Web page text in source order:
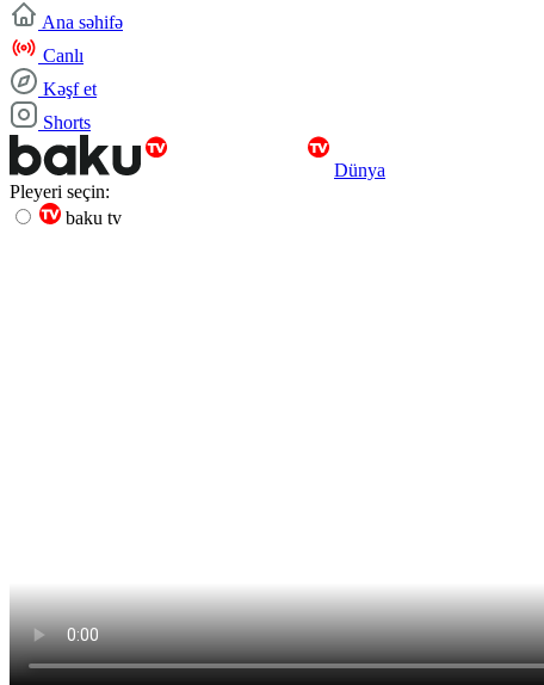
Ana səhifə
Canlı
Kəşf et
Shorts
Dünya
Pleyeri seçin:
baku tv